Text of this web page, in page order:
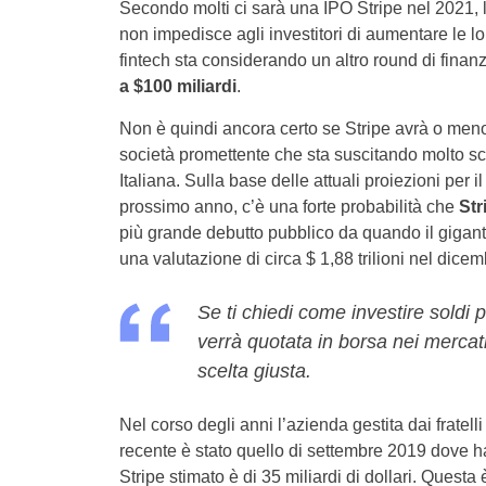
Secondo molti ci sarà una IPO Stripe nel
non impedisce agli investitori di aumentare le
fintech sta considerando un altro round di
a $100 miliardi.
Non è quindi ancora certo se Stripe avrà o
società promettente che sta suscitando molto
Italiana. Sulla base delle attuali proiezioni per
prossimo anno, c’è una forte probabilità che
più grande debutto pubblico da quando il
una valutazione di circa $ 1,88 trilioni nel
Se ti chiedi come investire soldi
verrà quotata in borsa nei
scelta giusta.
Nel corso degli anni l’azienda gestita dai
recente è stato quello di settembre 2019 dove
Stripe stimato è di 35 miliardi di dollari.